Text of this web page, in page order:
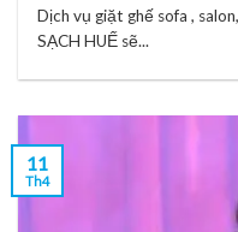
Dịch vụ giặt ghế sofa ,
SẠCH HUẾ sẽ...
11
Th4